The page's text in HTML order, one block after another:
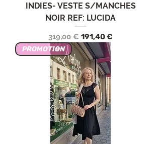
INDIES- VESTE S/MANCHES
NOIR REF: LUCIDA
Prix original
319,00 € Prix promotionnel
191,40 €
PROMOTION